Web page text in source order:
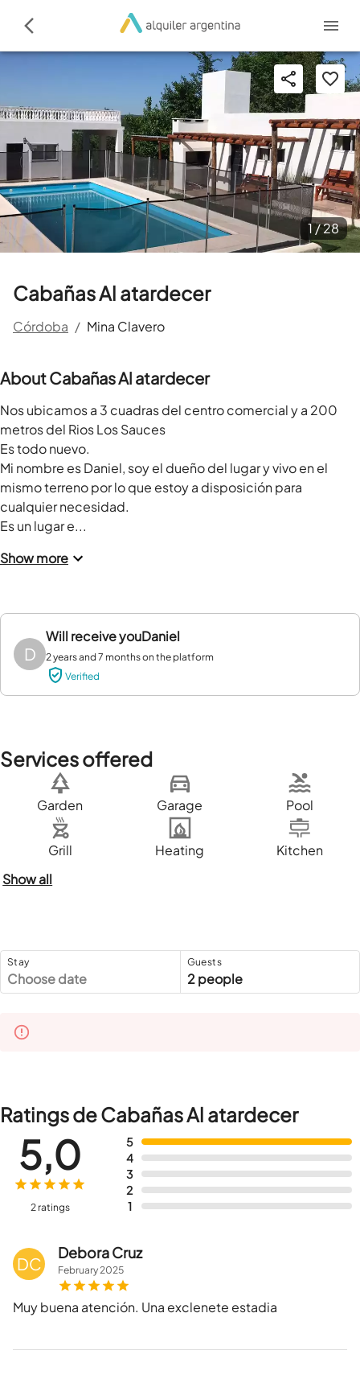
Cabañas Al atardecer
Córdoba / Mina Clavero
1 /28
About Cabañas Al atardecer
Nos ubicamos a 3 cuadras del centro comercial y a 200
metros del Rios Los Sauces
Es todo nuevo.
Mi nombre es Daniel, soy el dueño del lugar y vivo en el
mismo terreno por lo que estoy a disposición para
cualquier necesidad.
Es un lugar e...
Show more
D
Will receive youDaniel
2 years and 7 months on the platform
Verified
Services offered
Garden Garage Pool
Grill Heating
Kitchen
Show all
Stay
Choose date
Guests
2 people
Ratings de Cabañas Al atardecer
5
4
3
2
1
5,0
2 ratings
DC
Debora Cruz
February2025
Muy buena atención. Una exclenete estadia